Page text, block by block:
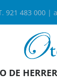
921 483 000 |
DE